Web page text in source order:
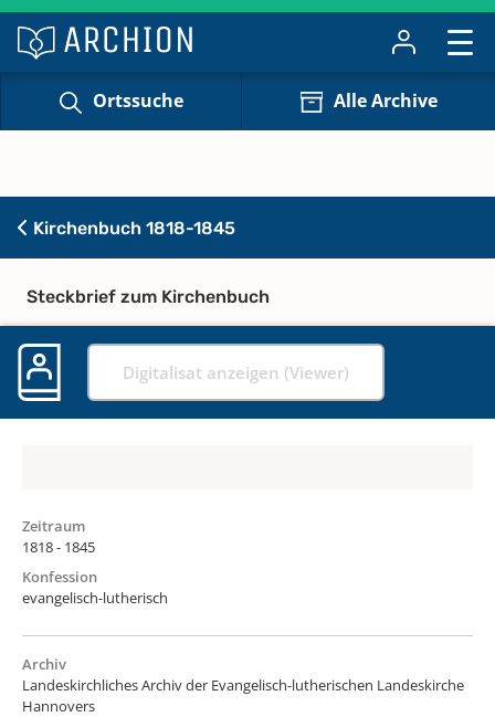
Ortssuche Alle Archive
Kirchenbuch 1818-1845
Steckbrief zum Kirchenbuch
Digitalisat anzeigen (Viewer)
Zeitraum
1818 - 1845
Konfession
evangelisch-lutherisch
Archiv
Landeskirchliches Archiv der Evangelisch-lutherischen Landeskirche
Hannovers